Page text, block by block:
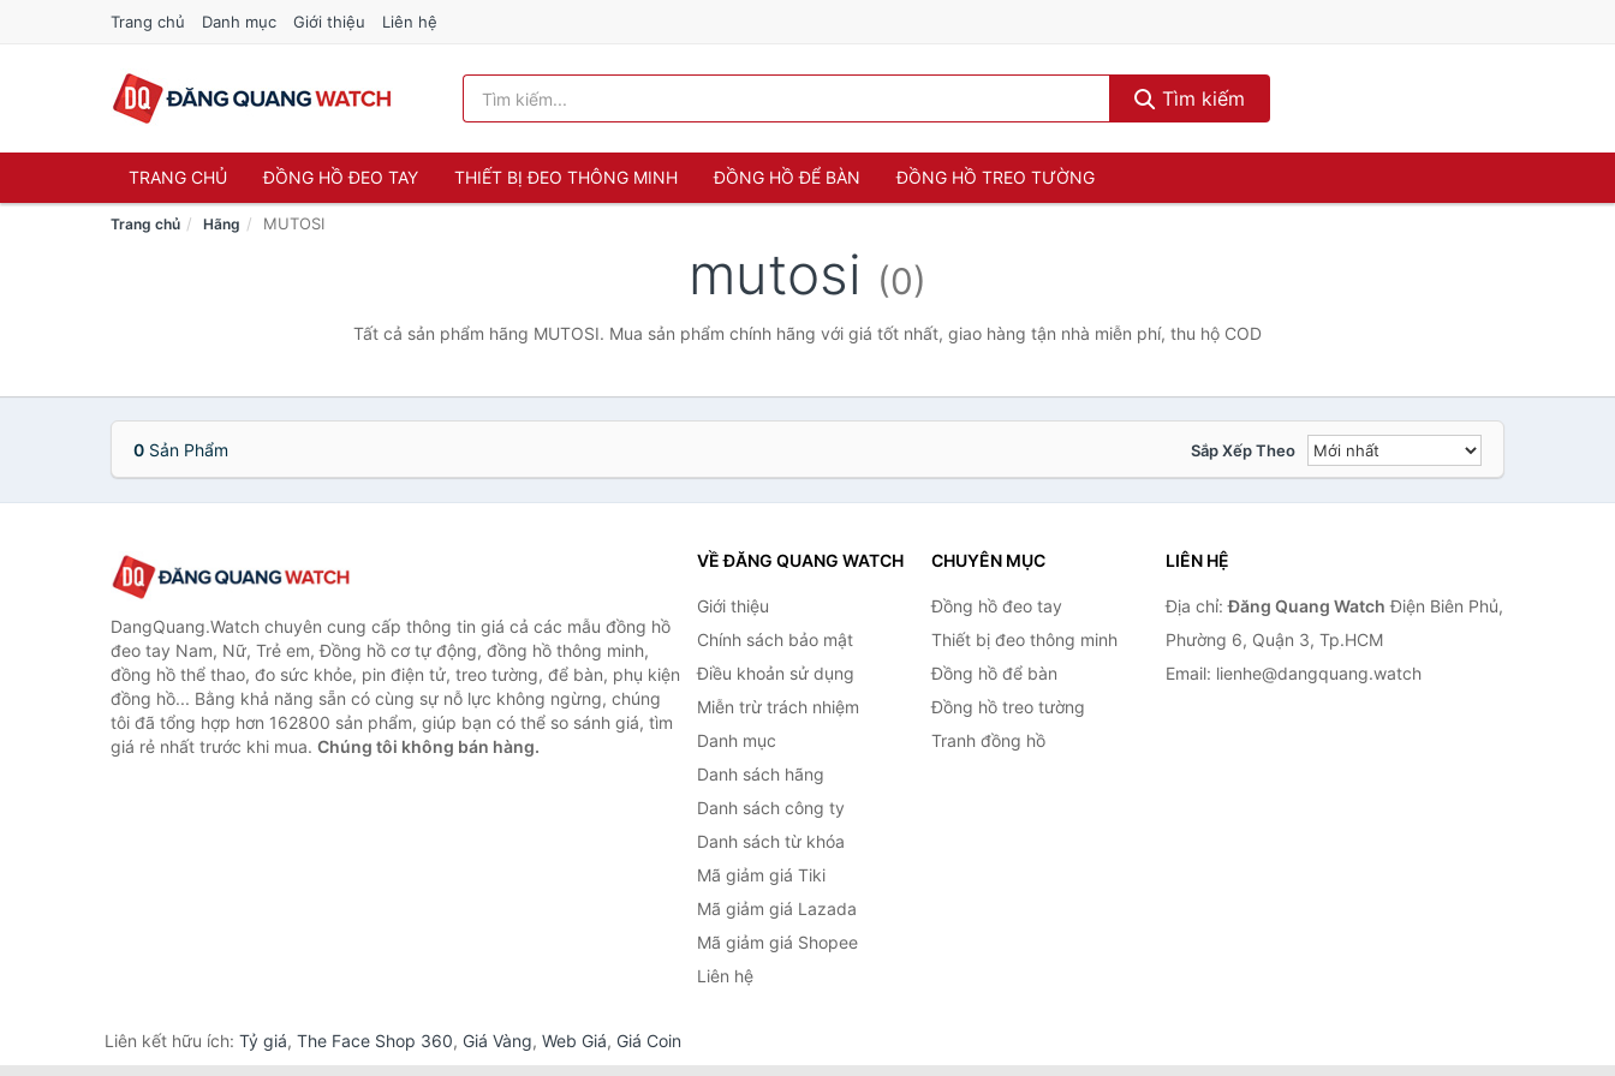
Trang chủ Danh mục Giới thiệu Liên hệ
Tìm kiếm
TRANG CHỦ ĐỒNG HỒ ĐEO TAY THIẾT BỊ ĐEO THÔNG MINH ĐỒNG HỒ ĐỂ BÀN ĐỒNG HỒ TREO TƯỜNG
Trang chủ Hãng MUTOSI
mutosi (0)
Tất cả sản phẩm hãng MUTOSI. Mua sản phẩm chính hãng với giá tốt nhất, giao hàng tận nhà miễn phí, thu hộ COD
0 Sản Phẩm Sắp Xếp Theo
DangQuang.Watch chuyên cung cấp thông tin giá cả các mẫu đồng hồ
đeo tay Nam, Nữ, Trẻ em, Đồng hồ cơ tự động, đồng hồ thông minh,
đồng hồ thể thao, đo sức khỏe, pin điện tử, treo tường, để bàn, phụ kiện
đồng hồ... Bằng khả năng sẵn có cùng sự nỗ lực không ngừng, chúng
tôi đã tổng hợp hơn 162800 sản phẩm, giúp bạn có thể so sánh giá, tìm
giá rẻ nhất trước khi mua. Chúng tôi không bán hàng.
VỀ ĐĂNG QUANG WATCH
Giới thiệu
Chính sách bảo mật
Điều khoản sử dụng
Miễn trừ trách nhiệm
Danh mục
Danh sách hãng
Danh sách công ty
Danh sách từ khóa
Mã giảm giá Tiki
Mã giảm giá Lazada
Mã giảm giá Shopee
Liên hệ
CHUYÊN MỤC
Đồng hồ đeo tay
Thiết bị đeo thông minh
Đồng hồ để bàn
Đồng hồ treo tường
Tranh đồng hồ
LIÊN HỆ
Địa chỉ:Đăng Quang Watch Điện Biên Phủ,
Phường 6, Quận 3, Tp.HCM
Email: lienhe@dangquang.watch
Liên kết hữu ích: Tỷ giá, The Face Shop 360, Giá Vàng, Web Giá, Giá Coin